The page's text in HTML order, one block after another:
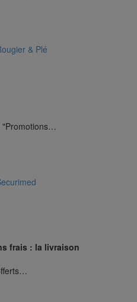
& Plé
"Promotions…
frais : la livraison